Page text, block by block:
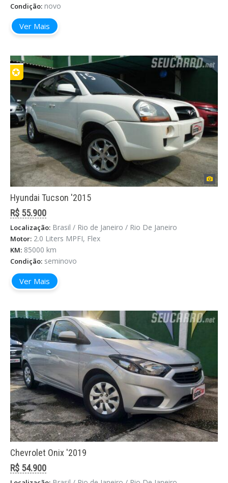
Condição: novo
Ver Mais
✪
Hyundai Tucson '2015
R$ 55.900
Localização: Brasil / Rio de Janeiro / Rio De Janeiro
Motor: 2.0 Liters MPFI, Flex
KM: 85000 km
Condição: seminovo
Ver Mais
Chevrolet Onix '2019
R$ 54.900